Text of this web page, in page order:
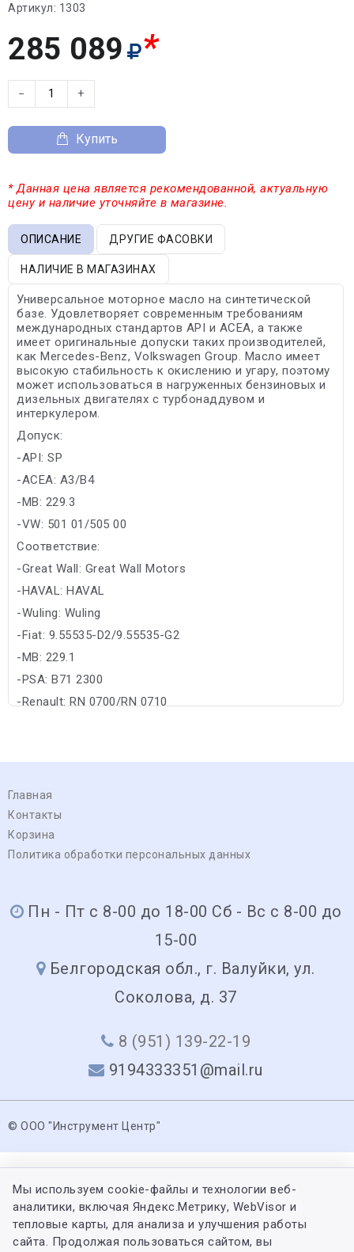
Артикул: 1303
285 089 *
− +
Купить
* Данная цена является рекомендованной, актуальную
цену и наличие уточняйте в магазине.
ОПИСАНИЕ ДРУГИЕ ФАСОВКИ
НАЛИЧИЕ В МАГАЗИНАХ
Универсальное моторное масло на синтетической
базе. Удовлетворяет современным требованиям
международных стандартов API и ACEA, а также
имеет оригинальные допуски таких производителей,
как Mercedes-Benz, Volkswagen Group. Масло имеет
высокую стабильность к окислению и угару, поэтому
может использоваться в нагруженных бензиновых и
дизельных двигателях с турбонаддувом и
интеркулером.
Допуск:
-API: SP
-ACEA: A3/B4
-MB: 229.3
-VW: 501 01/505 00
Соответствие:
-Great Wall: Great Wall Motors
-HAVAL: HAVAL
-Wuling: Wuling
-Fiat: 9.55535-D2/9.55535-G2
-MB: 229.1
-PSA: B71 2300
-Renault: RN 0700/RN 0710
Главная
Контакты
Корзина
Политика обработки персональных данных
Пн - Пт с 8-00 до 18-00 Сб - Вс с 8-00 до
15-00
Белгородская обл., г. Валуйки, ул.
Соколова, д. 37
8 (951) 139-22-19
9194333351@mail.ru
© ООО "Инструмент Центр"
Мы используем cookie-файлы и технологии веб-
аналитики, включая Яндекс.Метрику, WebVisor и
тепловые карты, для анализа и улучшения работы
сайта. Продолжая пользоваться сайтом, вы